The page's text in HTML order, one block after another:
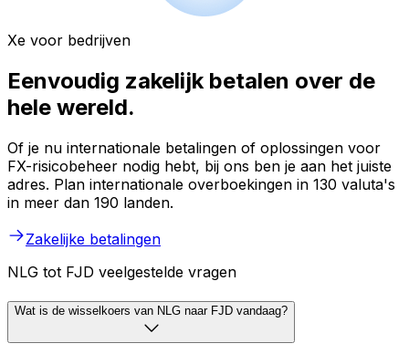
Xe voor bedrijven
Eenvoudig zakelijk betalen over de
hele wereld.
Of je nu internationale betalingen of oplossingen voor
FX-risicobeheer nodig hebt, bij ons ben je aan het juiste
adres. Plan internationale overboekingen in 130 valuta's
in meer dan 190 landen.
Zakelijke betalingen
NLG tot FJD veelgestelde vragen
Wat is de wisselkoers van NLG naar FJD vandaag?